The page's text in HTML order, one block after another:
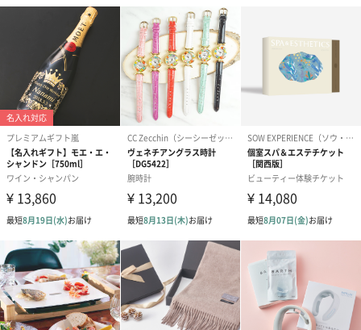
ブライダルロリポップ
ドレス（いちご味)
（1,122円）
ブライダルロリポップ
タキシード（コーラ味)
（1,122円）
（2,420円）
生花
生花のブーケを同梱します。
※9-15時にご注文いただく場合、最短のお届け可能日が通常より
も1日遅くなります。